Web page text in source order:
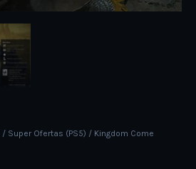
/ Super Ofertas (PS5) / Kingdom Come